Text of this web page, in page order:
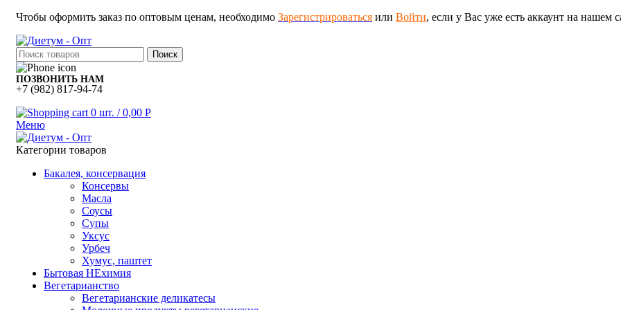
Чтобы оформить заказ по оптовым ценам, необходимо Зарегистрироваться или Войти, если у Вас уже есть аккаунт на нашем
Поиск
ПОЗВОНИТЬ НАМ
+7 (982) 817-94-74
0 шт. / 0,00 Р
Меню
Категории товаров
Бакалея, консервация
Консервы
Масла
Соусы
Супы
Уксус
Урбеч
Хумус, паштет
Бытовая НЕхимия
Вегетарианство
Вегетарианские деликатесы